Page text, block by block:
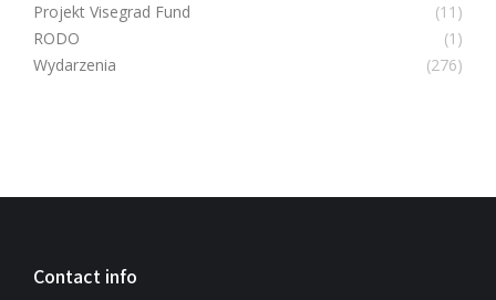
Projekt Visegrad Fund
(11)
RODO
(1)
Wydarzenia
(276)
Contact info